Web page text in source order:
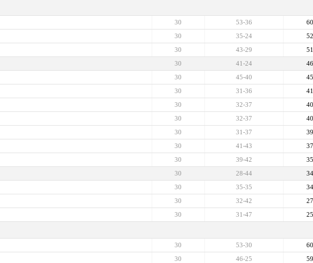
60
53-36
30
52
35-24
30
51
43-29
30
46
41-24
30
45
45-40
30
41
31-36
30
40
32-37
30
40
32-37
30
39
31-37
30
37
41-43
30
35
39-42
30
34
28-44
30
34
35-35
30
27
32-42
30
25
31-47
30
60
53-30
30
59
46-25
30